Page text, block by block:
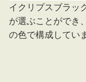
イクリプスブラッ
が選ぶことができ
の色で構成してい